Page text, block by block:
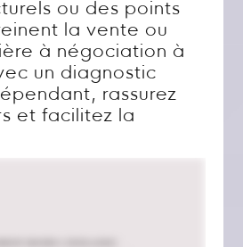
ou des points
la vente ou
à négociation à
un diagnostic
rassurez
et facilitez la